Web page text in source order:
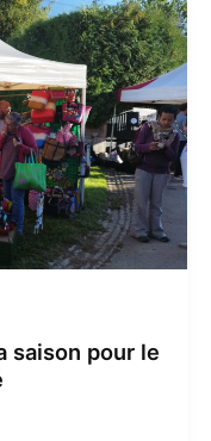
saison pour le